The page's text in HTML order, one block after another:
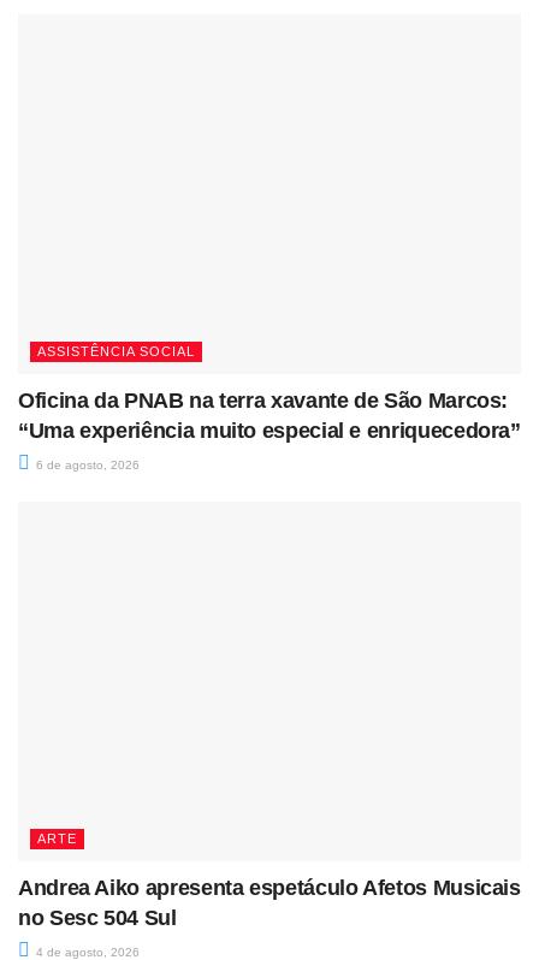
ASSISTÊNCIA SOCIAL
Oficina da PNAB na terra xavante de São Marcos:
“Uma experiência muito especial e enriquecedora”
6 de agosto, 2026
ARTE
Andrea Aiko apresenta espetáculo Afetos Musicais
no Sesc 504 Sul
4 de agosto, 2026